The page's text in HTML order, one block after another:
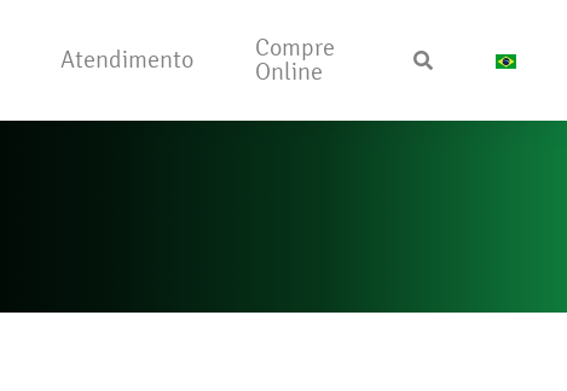
Atendimento
Compre
Online